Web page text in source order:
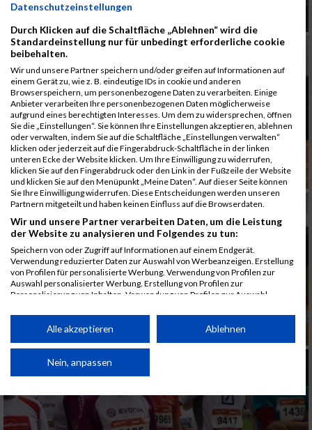
Datenschutzeinstellungen
Durch Klicken auf die Schaltfläche „Ablehnen“ wird die
Standardeinstellung nur für unbedingt erforderliche cookie
beibehalten.
Wir und unsere Partner speichern und/oder greifen auf Informationen auf
einem Gerät zu, wie z. B. eindeutige IDs in cookie und anderen
Browserspeichern, um personenbezogene Daten zu verarbeiten. Einige
Anbieter verarbeiten Ihre personenbezogenen Daten möglicherweise
aufgrund eines berechtigten Interesses. Um dem zu widersprechen, öffnen
Sie die „Einstellungen“. Sie können Ihre Einstellungen akzeptieren, ablehnen
oder verwalten, indem Sie auf die Schaltfläche „Einstellungen verwalten“
klicken oder jederzeit auf die Fingerabdruck-Schaltfläche in der linken
unteren Ecke der Website klicken. Um Ihre Einwilligung zu widerrufen,
klicken Sie auf den Fingerabdruck oder den Link in der Fußzeile der Website
und klicken Sie auf den Menüpunkt „Meine Daten“. Auf dieser Seite können
Sie Ihre Einwilligung widerrufen. Diese Entscheidungen werden unseren
Partnern mitgeteilt und haben keinen Einfluss auf die Browserdaten.
Wir und unsere Partner verarbeiten Daten, um die Leistung
der Website zu analysieren und Folgendes zu tun:
Speichern von oder Zugriff auf Informationen auf einem Endgerät.
Verwendung reduzierter Daten zur Auswahl von Werbeanzeigen. Erstellung
von Profilen für personalisierte Werbung. Verwendung von Profilen zur
Auswahl personalisierter Werbung. Erstellung von Profilen zur
Personalisierung von Inhalten. Verwendung von Profilen zur Auswahl
Performance von Inhalten. Analyse von Zielgruppen durch Statistiken oder
Kombinationen von Daten aus verschiedenen Quellen. Entwicklung und
von Inhalten.
Daten können außerhalb der Europäischen Union weitergegeben und in die
Website/App.
Partnerliste anzeigen (1 IAB-Anbieter)
Alle akzeptieren Ablehnen
Nein, anpassen